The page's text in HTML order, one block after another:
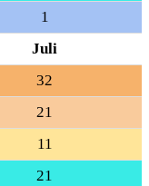
1
Juli
32
21
11
21